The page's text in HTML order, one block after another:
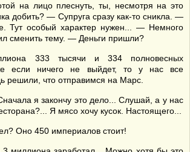
на лицо плеснуть, ты, несмотря на это
добить? — Супруга сразу как-то сникла. —
Тут особый характер нужен... — Немного
сменить тему. — Деньги пришли?
333 тысячи и 334 полновесных
если ничего не выйдет, то у нас все
решили, что отправимся на Марс.
я закончу это дело... Слушай, а у нас
Я мясо хочу кусок. Настоящего...
Оно 450 империалов стоит!